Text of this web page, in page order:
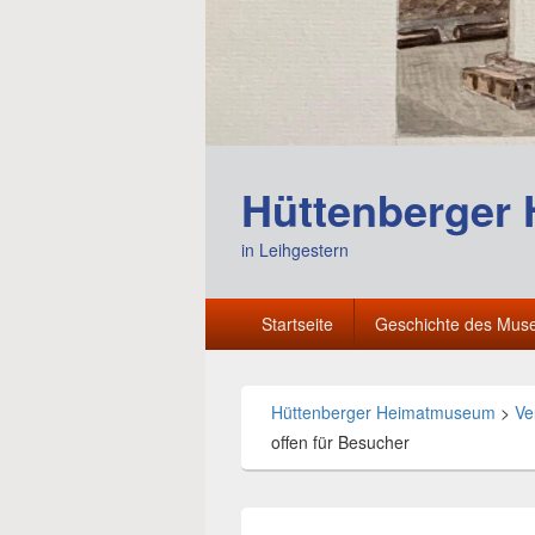
Hüttenberger
in Leihgestern
Hauptmenü
Startseite Geschichte des
Hüttenberger Heimatmuseum >
offen für Besucher